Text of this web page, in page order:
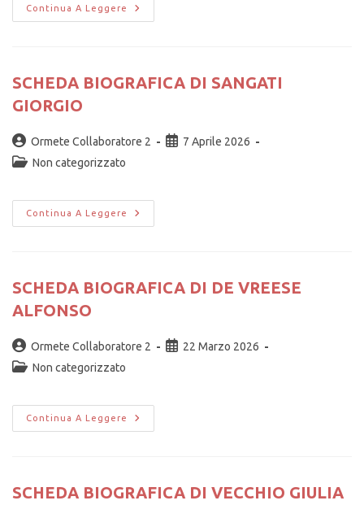
Continua A Leggere
SCHEDA BIOGRAFICA DI SANGATI
GIORGIO
Ormete Collaboratore 2
7 Aprile 2026
Non categorizzato
Continua A Leggere
SCHEDA BIOGRAFICA DI DE VREESE
ALFONSO
Ormete Collaboratore 2
22 Marzo 2026
Non categorizzato
Continua A Leggere
SCHEDA BIOGRAFICA DI VECCHIO GIULIA